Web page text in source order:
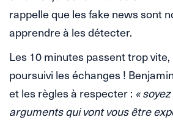
rappelle que les fake news sont
apprendre à les détecter.
Les 10 minutes passent trop
poursuivi les échanges !
et les règles à respecter : «
arguments qui vont vous être